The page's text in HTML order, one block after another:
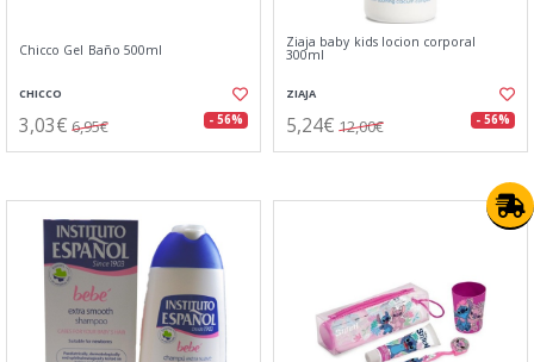
Chicco Gel Baño 500ml
CHICCO
3,03€ 6,95€ - 56%
Ziaja baby kids locion corporal
300ml
ZIAJA
5,24€ 12,00€ - 56%